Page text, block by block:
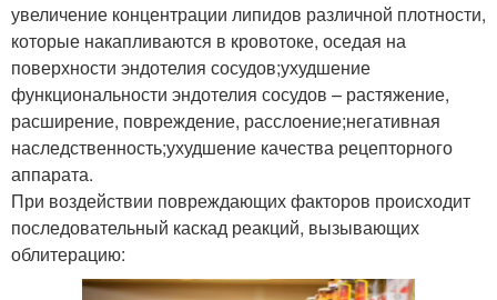
увеличение концентрации липидов различной плотности,
которые накапливаются в кровотоке, оседая на
поверхности эндотелия сосудов;ухудшение
функциональности эндотелия сосудов – растяжение,
расширение, повреждение, расслоение;негативная
наследственность;ухудшение качества рецепторного
аппарата.
При воздействии повреждающих факторов происходит
последовательный каскад реакций, вызывающих
облитерацию: